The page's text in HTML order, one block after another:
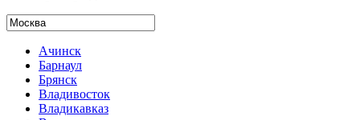
Ачинск
Барнаул
Брянск
Владивосток
Владикавказ